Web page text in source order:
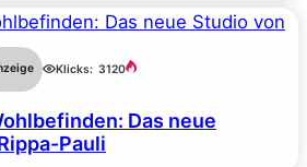
Klicks: 3120
Das neue
Pauli